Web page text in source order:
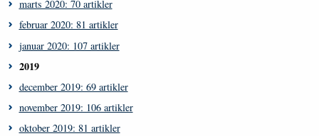
marts 2020: 70 artikler
februar 2020: 81 artikler
januar 2020: 107 artikler
2019
december 2019: 69 artikler
november 2019: 106 artikler
oktober 2019: 81 artikler